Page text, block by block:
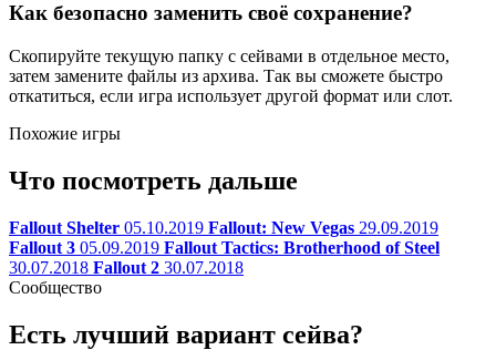
Как безопасно заменить своё сохранение?
Скопируйте текущую папку с сейвами в отдельное место,
затем замените файлы из архива. Так вы сможете быстро
откатиться, если игра использует другой формат или слот.
Похожие игры
Что посмотреть дальше
Fallout Shelter 05.10.2019 Fallout: New Vegas 29.09.2019
Fallout 3 05.09.2019 Fallout Tactics: Brotherhood of Steel
30.07.2018 Fallout 2 30.07.2018
Сообщество
Есть лучший вариант сейва?